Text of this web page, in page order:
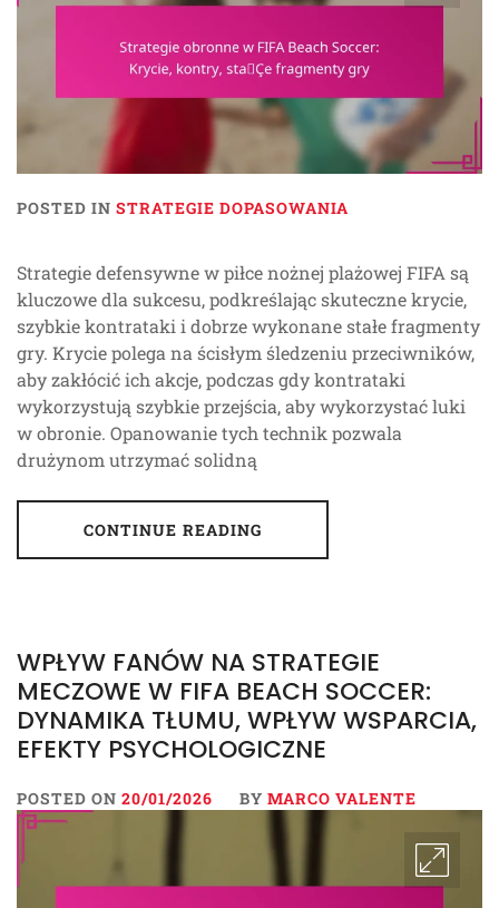
POSTED IN STRATEGIE DOPASOWANIA
Strategie defensywne w piłce nożnej plażowej FIFA są
kluczowe dla sukcesu, podkreślając skuteczne krycie,
szybkie kontrataki i dobrze wykonane stałe fragmenty
gry. Krycie polega na ścisłym śledzeniu przeciwników,
aby zakłócić ich akcje, podczas gdy kontrataki
wykorzystują szybkie przejścia, aby wykorzystać luki
w obronie. Opanowanie tych technik pozwala
drużynom utrzymać solidną
CONTINUE READING
WPŁYW FANÓW NA STRATEGIE
MECZOWE W FIFA BEACH SOCCER:
DYNAMIKA TŁUMU, WPŁYW WSPARCIA,
EFEKTY PSYCHOLOGICZNE
POSTED ON 20/01/2026 BY MARCO VALENTE